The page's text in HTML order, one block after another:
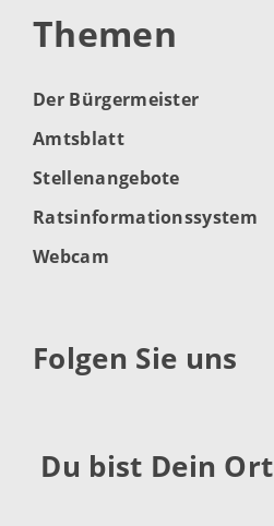
Themen
Der Bürgermeister
Amtsblatt
Stellenangebote
Ratsinformationssystem
Webcam
Folgen Sie uns
Du bist Dein Ort